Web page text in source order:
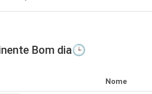
Bom dia🕒
Nome